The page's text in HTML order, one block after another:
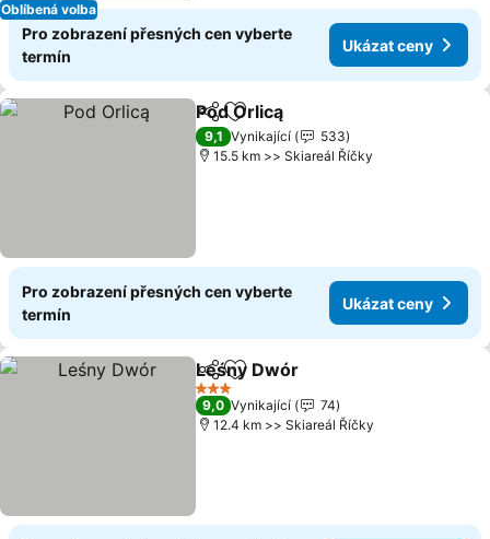
Oblíbená volba
Pro zobrazení přesných cen vyberte
termín
Ukázat ceny
SdíletPřidat na seznam oblíbených
Pod Orlicą
9,1 Vynikající
533
15.5 km >> Skiareál Říčky
Pro zobrazení přesných cen vyberte
termín
Ukázat ceny
SdíletPřidat na seznam oblíbených
Leśny Dwór
3 Počet hvězdiček
9,0 Vynikající
74
12.4 km >> Skiareál Říčky